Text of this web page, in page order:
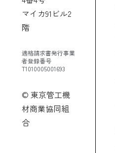
マイカ91ビル2
階
適格請求書発行事業
者登録番号
T1010005001693
© 東京管工機
材商業協同組
合